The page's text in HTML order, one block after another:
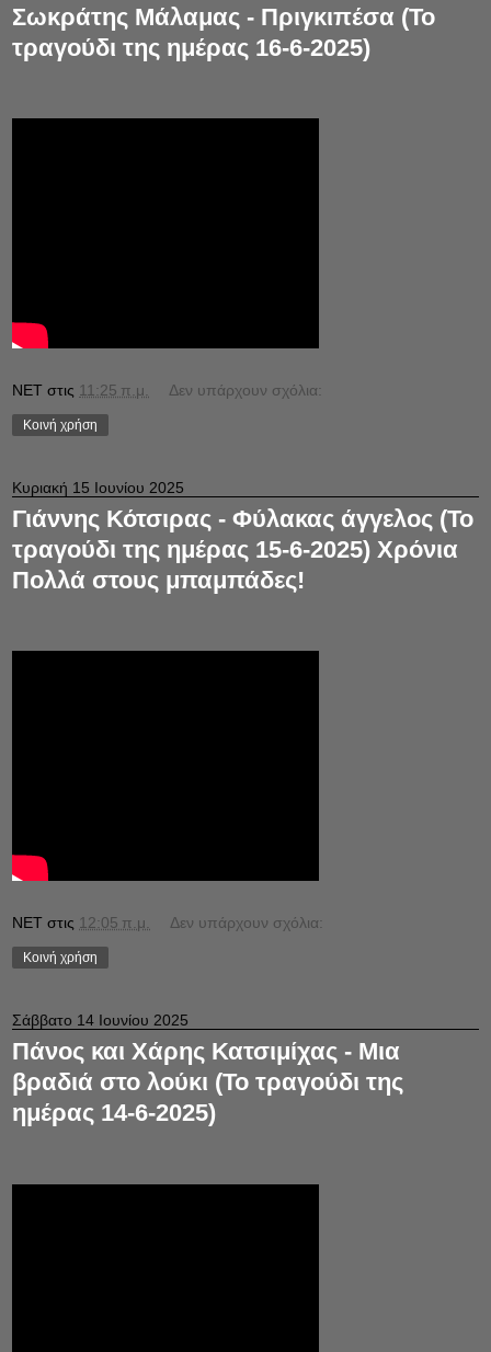
Σωκράτης Μάλαμας - Πριγκιπέσα (Το
τραγούδι της ημέρας 16-6-2025)
NET στις 11:25 π.μ. Δεν υπάρχουν σχόλια:
Κοινή χρήση
Κυριακή 15 Ιουνίου 2025
Γιάννης Κότσιρας - Φύλακας άγγελος (Το
τραγούδι της ημέρας 15-6-2025) Χρόνια
Πολλά στους μπαμπάδες!
NET στις 12:05 π.μ. Δεν υπάρχουν σχόλια:
Κοινή χρήση
Σάββατο 14 Ιουνίου 2025
Πάνος και Χάρης Κατσιμίχας - Μια
βραδιά στο λούκι (Το τραγούδι της
ημέρας 14-6-2025)